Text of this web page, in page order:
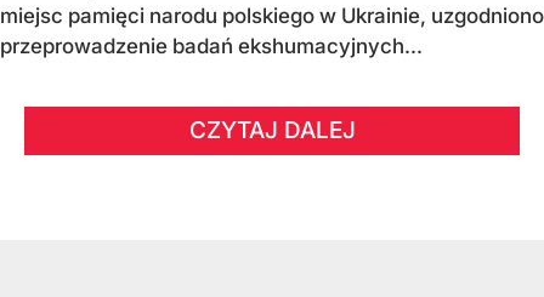
miejsc pamięci narodu polskiego w Ukrainie, uzgodniono
przeprowadzenie badań ekshumacyjnych...
CZYTAJ DALEJ